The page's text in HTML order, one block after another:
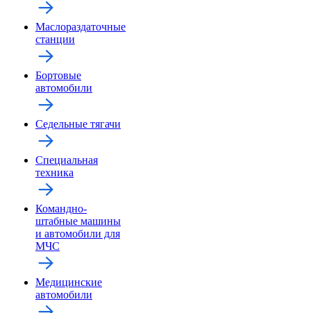
Маслораздаточные
станции
Бортовые
автомобили
Седельные тягачи
Специальная
техника
Командно-
штабные машины
и автомобили для
МЧС
Медицинские
автомобили